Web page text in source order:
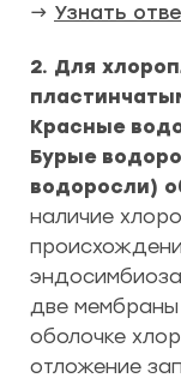
→ Узнать
2. Для
Красные
Бурые
водоросли)
наличие
две мембраны
оболочке
отложение